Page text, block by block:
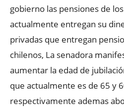
gobierno las pensiones de
actualmente entregan su
privadas que entregan
chilenos, La senadora
aumentar la edad de
que actualmente es de 65 y
respectivamente ademas